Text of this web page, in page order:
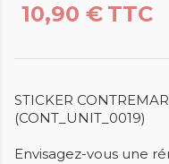
10,90 € TTC
STICKER
(CONT_UNIT_0019)
Envisagez-vous une